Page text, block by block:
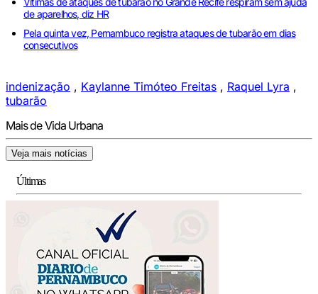
de aparelhos, diz HR
Pela quinta vez, Pernambuco registra ataques de tubarão em dias
consecutivos
indenização , Kaylanne Timóteo Freitas , Raquel Lyra ,
tubarão
Mais de Vida Urbana
Veja mais notícias
Últimas